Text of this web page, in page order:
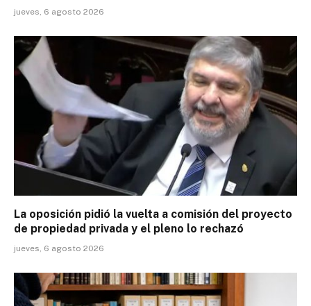
jueves, 6 agosto 2026
La oposición pidió la vuelta a comisión del proyecto
de propiedad privada y el pleno lo rechazó
jueves, 6 agosto 2026